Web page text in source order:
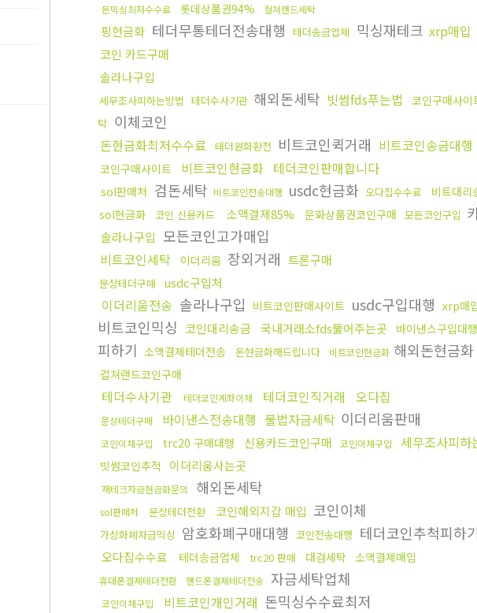
돈믹싱최저수수료 롯데상품권94% 컬쳐랜드세탁
핑현금화 테더무통테더전송대행 테더송금업체 믹싱재테크 xrp매입
코인 카드구매
솔라나구입
세무조사피하는방법 테더수사기관 해외돈세탁 빗썸fds푸는법 코인구매사이
탁 이체코인
돈현금화최저수수료 태더원화환전 비트코인퀵거래 비트코인송금대행
코인구매사이트 비트코인현금화 테더코인판매합니다
sol판매처 검돈세탁 비트코인전송대행 usdc현금화 오다집수수료 비트대리
sol현금화 코인 신용카드 소액결제85% 문화상품권코인구매 모든코인구입
솔라나구입 모든코인고가매입
비트코인세탁 이더리움 장외거래 트론구매
문상테더구매 usdc구입처
이더리움전송 솔라나구입 비트코인판매사이트 usdc구입대행 xrp매
비트코인믹싱 코인대리송금 국내거래소fds뚫어주는곳 바이낸스구입대행
피하기 소액결제테더전송 돈현금화해드립니다 비트코인현금화 해외돈현금화
컬쳐랜드코인구매
테더수사기관 테더코인계좌이체 테더코인직거래 오다집
문상테더구매 바이낸스전송대행 불법자금세탁 이더리움판매
코인이체구입 trc20 구매대행 신용카드코인구매 코인이체구입 세무조사피하
빗썸코인추적 이더리움사는곳
재테크자금현금화문의 해외돈세탁
sol판매처 문상테더전환 코인해외지갑 매입 코인이체
가상화폐자금믹싱 암호화폐구매대행 코인전송대행 테더코인추척피하
오다집수수료 테더송금업체 trc20 판매 대검세탁 소액결제매입
휴대폰결제테더전환 핸드폰결제테더전송 자금세탁업체
코인이체구입 비트코인개인거래 돈믹싱수수료최저